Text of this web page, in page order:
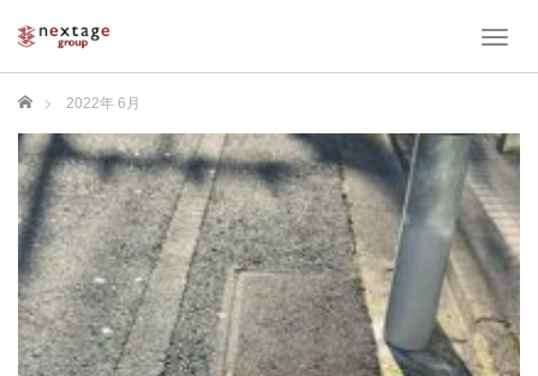
T
l
e
a
v
i
t
i
ホーム 2022年 6月